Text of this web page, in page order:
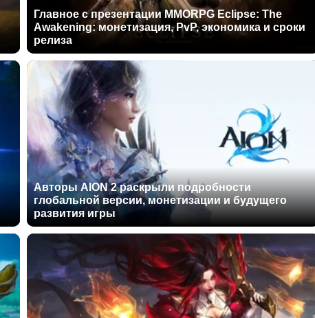
Главное с презентации MMORPG Eclipse: The
Awakening: монетизация, PvP, экономика и сроки
релиза
Авторы AION 2 раскрыли подробности
глобальной версии, монетизации и будущего
развития игры